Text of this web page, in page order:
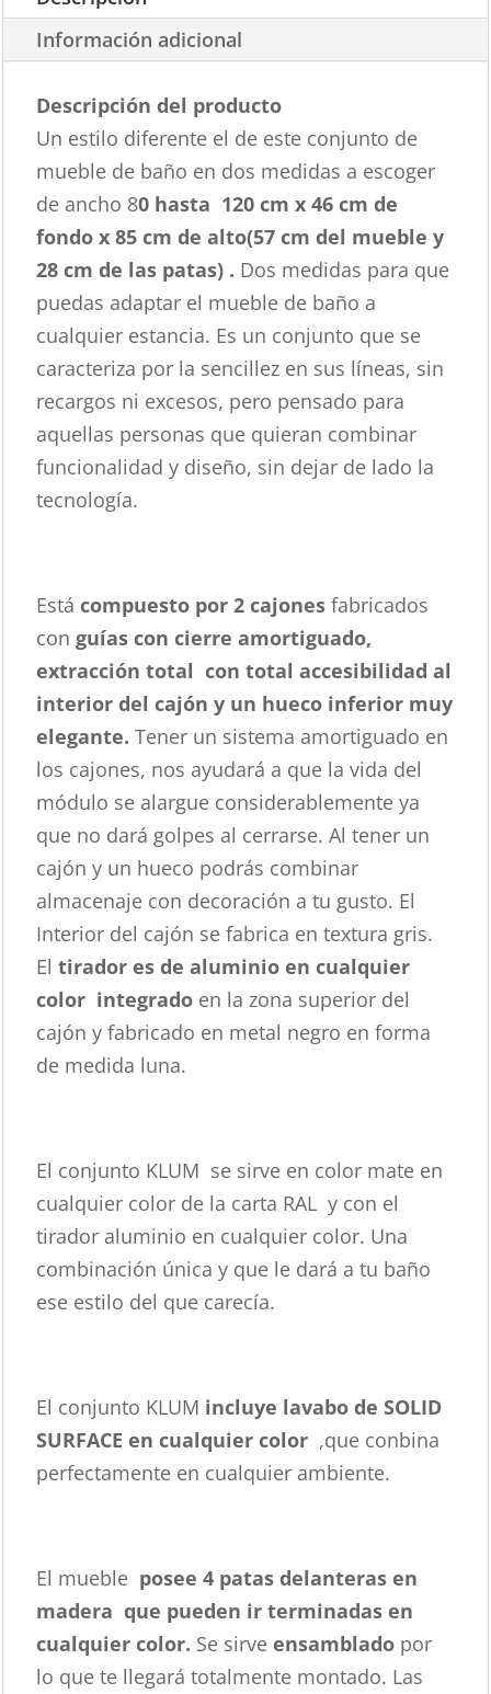
Información adicional
Descripción del producto
Un estilo diferente el de este conjunto de
mueble de baño en dos medidas a escoger
de ancho 80 hasta 120 cm x 46 cm de
fondo x 85 cm de alto(57 cm del mueble y
28 cm de las patas) . Dos medidas para que
puedas adaptar el mueble de baño a
cualquier estancia. Es un conjunto que se
caracteriza por la sencillez en sus líneas, sin
recargos ni excesos, pero pensado para
aquellas personas que quieran combinar
funcionalidad y diseño, sin dejar de lado la
tecnología.
Está compuesto por 2 cajones fabricados
con guías con cierre amortiguado,
extracción total con total accesibilidad al
interior del cajón y un hueco inferior muy
elegante.Tener un sistema amortiguado en
los cajones, nos ayudará a que la vida del
módulo se alargue considerablemente ya
que no dará golpes al cerrarse. Al tener un
cajón y un hueco podrás combinar
almacenaje con decoración a tu gusto. El
Interior del cajón se fabrica en textura gris.
Eltirador es de aluminio en cualquier
color integrado en la zona superior del
cajón y fabricado en metal negro en forma
de medida luna.
El conjunto KLUM se sirve en color mate en
cualquier color de la carta RAL y con el
tirador aluminio en cualquier color. Una
combinación única y que le dará a tu baño
ese estilo del que carecía.
El conjunto KLUM incluye lavabo de SOLID
SURFACE en cualquier color ,que conbina
perfectamente en cualquier ambiente.
El mueble posee 4 patas delanteras en
madera que pueden ir terminadas en
cualquier color. Se sirve ensamblado por
lo que te llegará totalmente montado. Las